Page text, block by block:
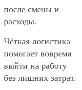
после смены и
расходы.
Чёткая логистика
помогает вовремя
выйти на работу
без лишних затрат.